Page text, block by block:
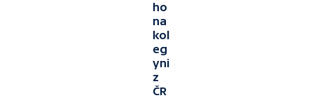
ho
na
kol
eg
yni
z
ČR